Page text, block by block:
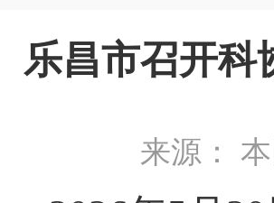
乐昌市召开科
来源： 本